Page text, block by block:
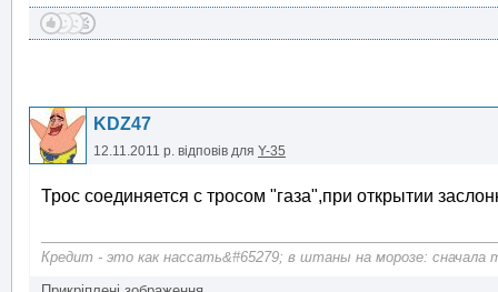
KDZ47
12.11.2011 р. відповів для Y-35
Трос соединяется с тросом "газа",при открытии
Кредит - это как нассать&#65279; в штаны на морозе: сначала